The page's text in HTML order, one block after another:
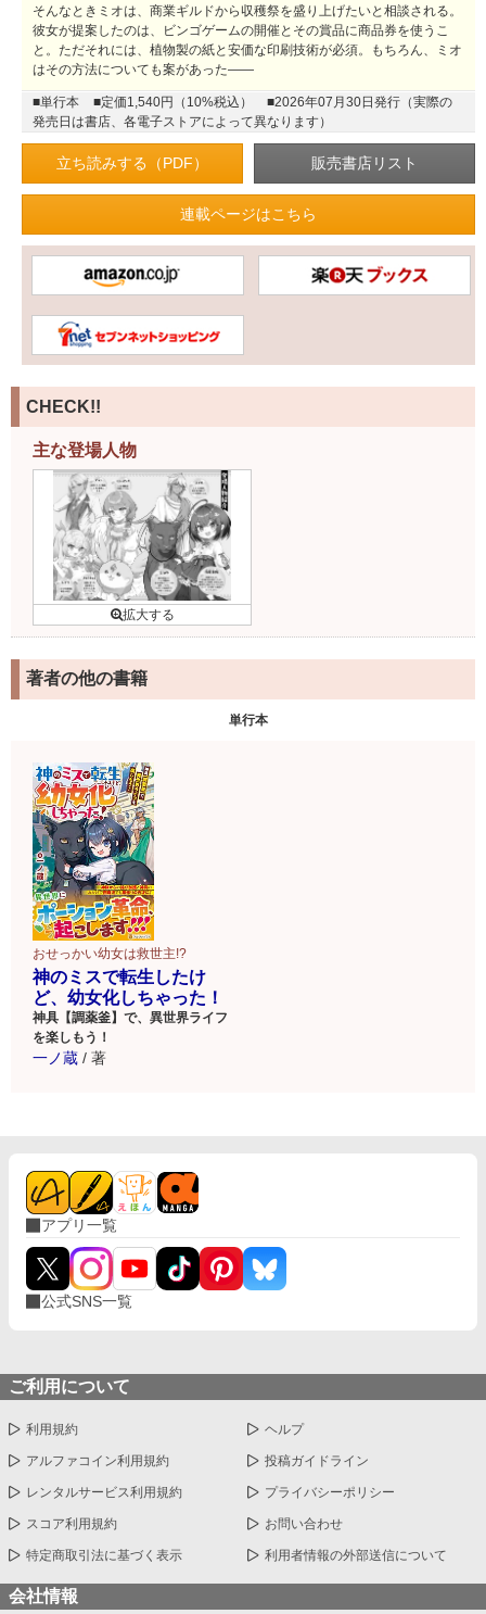
そんなときミオは、商業ギルドから収穫祭を盛り上げたいと相談される。
彼女が提案したのは、ビンゴゲームの開催とその賞品に商品券を使うこ
と。ただそれには、植物製の紙と安価な印刷技術が必須。もちろん、ミオ
はその方法についても案があった――
■単行本 ■定価1,540円（10%税込）
■2026年07月30日発行（実際の
発売日は書店、各電子ストアによって異なります）
立ち読みする（PDF）
連載ページはこちら
CHECK!!
主な登場人物
著者の他の書籍
単行本
おせっかい幼女は救世主!?
神のミスで転生したけ
ど、幼女化しちゃった！
神具【調薬釜】で、異世界ライフ
を楽しもう！
一ノ蔵 / 著
アプリ一覧
公式SNS一覧
ご利用について
利用規約 ヘルプ
アルファコイン利用規約 投稿ガイドライン
レンタルサービス利用規約 プライバシーポリシー
スコア利用規約 お問い合わせ
特定商取引法に基づく表示 利用者情報の外部送信について
会社情報